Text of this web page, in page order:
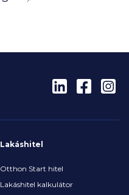
Lakáshitel
Otthon Start hitel
Lakáshitel kalkulátor